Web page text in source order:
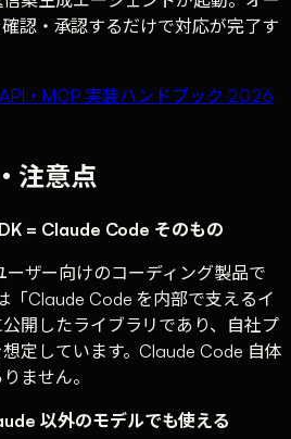
認・承認するだけで対応が完了す
・MCP 実装ハンドブック 2026
注意点
= Claude Code そのもの
ザー向けのコーディング製品で
「Claude Code を内部で支えるイ
開したライブラリであり、自社プ
定しています。Claude Code 自体
ません。
以外のモデルでも使える